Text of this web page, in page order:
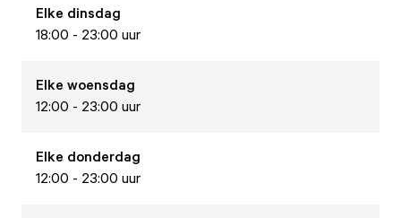
Elke dinsdag
18:00 - 23:00 uur
Elke woensdag
12:00 - 23:00 uur
Elke donderdag
12:00 - 23:00 uur